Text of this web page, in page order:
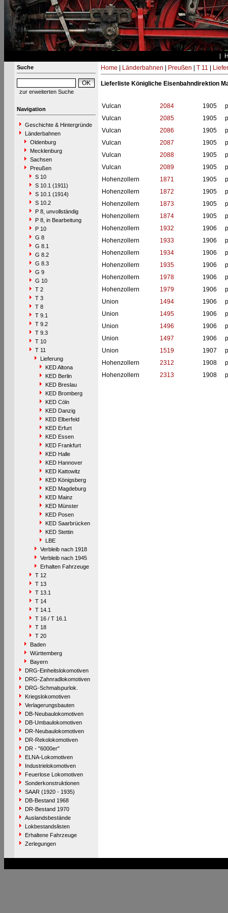
Suche
zur erweiterten Suche
Navigation
Geschichte & Hintergründe
Länderbahnen
Oldenburg
Mecklenburg
Sachsen
Preußen
S 10
S 10.1 (1911)
S 10.1 (1914)
S 10.2
P 8, unvollständig
P 8, in Bearbeitung
P 10
G 8
G 8.1
G 8.2
G 8.3
G 9
G 10
T 2
T 3
T 8
T 9.1
T 9.2
T 9.3
T 10
T 11
Lieferung
KED Altona
KED Berlin
KED Breslau
KED Bromberg
KED Cöln
KED Danzig
KED Elberfeld
KED Erfurt
KED Essen
KED Frankfurt
KED Halle
KED Hannover
KED Kattowitz
KED Königsberg
KED Magdeburg
KED Mainz
KED Münster
KED Posen
KED Saarbrücken
KED Stettin
LBE
Verbleib nach 1918
Verbleib nach 1945
Erhalten Fahrzeuge
T 12
T 13
T 13.1
T 14
T 14.1
T 16 / T 16.1
T 18
T 20
Baden
Württemberg
Bayern
DRG-Einheitslokomotiven
DRG-Zahnradlokomotiven
DRG-Schmalspurlok.
Kriegslokomotiven
Verlagerungsbauten
DB-Neubaulokomotiven
DB-Umbaulokomotiven
DR-Neubaulokomotiven
DR-Rekolokomotiven
DR - "6000er"
ELNA-Lokomotiven
Industrielokomotiven
Feuerlose Lokomotiven
Sonderkonstruktionen
SAAR (1920 - 1935)
DB-Bestand 1968
DR-Bestand 1970
Auslandsbestände
Lokbestandslisten
Erhaltene Fahrzeuge
Zerlegungen
Home Länderbahnen Preußen T 11
Lieferliste Königliche Eisenbahndirektion
Vulcan 2084 1905
Vulcan
2085 1905
Vulcan
2086 1905
Vulcan
2087 1905
Vulcan
2088 1905
Vulcan
2089 1905
Hohenzollern
1871 1905
Hohenzollern
1872 1905
Hohenzollern
1873 1905
Hohenzollern
1874 1905
Hohenzollern
1932 1906
Hohenzollern
1933 1906
Hohenzollern
1934 1906
Hohenzollern
1935 1906
Hohenzollern
1978 1906
Hohenzollern
1979 1906
Union
1494 1906
Union
1495 1906
Union
1496 1906
Union
1497 1906
Union
1519 1907
Hohenzollern
2312 1908
Hohenzollern
2313 1908